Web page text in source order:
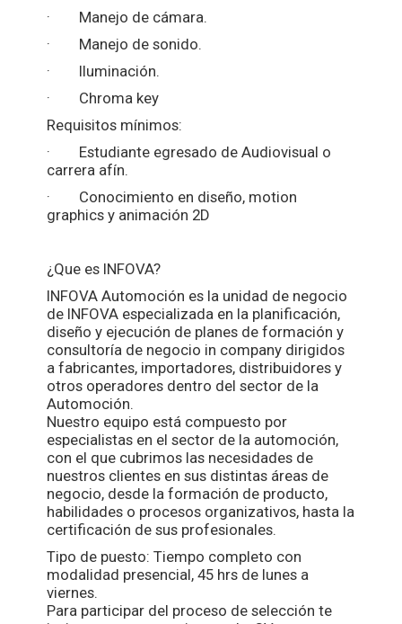
· Manejo de cámara.
· Manejo de sonido.
· Iluminación.
· Chroma key
Requisitos mínimos:
· Estudiante egresado de Audiovisual o
carrera afín.
· Conocimiento en diseño, motion
graphics y animación 2D
¿Que es INFOVA?
INFOVA Automoción es la unidad de negocio
de INFOVA especializada en la planificación,
diseño y ejecución de planes de formación y
consultoría de negocio in company dirigidos
a fabricantes, importadores, distribuidores y
otros operadores dentro del sector de la
Automoción.
Nuestro equipo está compuesto por
especialistas en el sector de la automoción,
con el que cubrimos las necesidades de
nuestros clientes en sus distintas áreas de
negocio, desde la formación de producto,
habilidades o procesos organizativos, hasta la
certificación de sus profesionales.
Tipo de puesto: Tiempo completo con
modalidad presencial, 45 hrs de lunes a
viernes.
Para participar del proceso de selección te